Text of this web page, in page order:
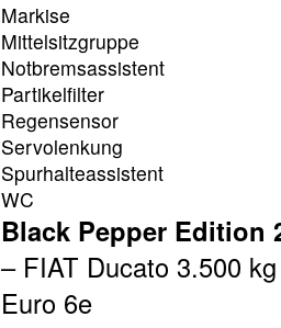
Markise
Mittelsitzgruppe
Notbremsassistent
Partikelfilter
Regensensor
Servolenkung
Spurhalteassistent
WC
Black Pepper Edition
– FIAT Ducato 3.500
Euro 6e